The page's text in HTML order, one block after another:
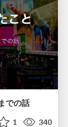
での話
1 340